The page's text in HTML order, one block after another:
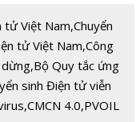
tử Việt Nam,Chuyển
tử Việt Nam,Công
dừng,Bộ Quy tắc ứng
sinh Điện tử viễn
,CMCN 4.0,PVOIL